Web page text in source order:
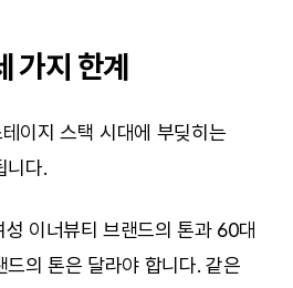
가지 한계
이지 스택 시대에 부딪히는
니다.
이너뷰티 브랜드의 톤과 60대
의 톤은 달라야 합니다. 같은